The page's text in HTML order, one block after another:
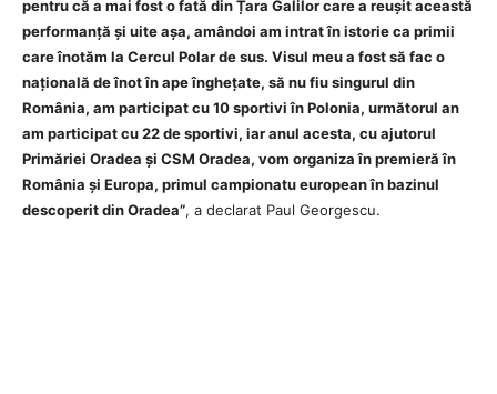
pentru că a mai fost o fată din Țara Galilor care a reușit această
performanță și uite așa, amândoi am intrat în istorie ca primii
care înotăm la Cercul Polar de sus. Visul meu a fost să fac o
națională de înot în ape înghețate, să nu fiu singurul din
România, am participat cu 10 sportivi în Polonia, următorul an
am participat cu 22 de sportivi, iar anul acesta, cu ajutorul
Primăriei Oradea și CSM Oradea, vom organiza în premieră în
România și Europa, primul campionatu european în bazinul
descoperit din Oradea”, a declarat Paul Georgescu.